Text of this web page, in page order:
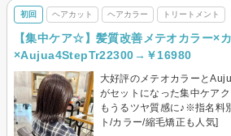
初回 ヘアカット ヘアカラー トリートメント
【集中ケア☆】髪質改善メテオカラー×
×Aujua4StepTr22300→￥16980
大好評のメテオカラーと
がセットになった集中ケア
もうるツヤ質感に♪※指名料
ト/カラー/縮毛矯正も人気]